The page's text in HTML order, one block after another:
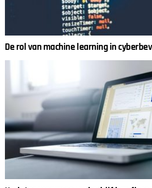
De rol van machine learning in